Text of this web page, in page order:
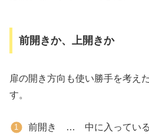
前開きか、上開きか
扉の開き方向も使い勝手を考え
す。
前開き … 中に入っている